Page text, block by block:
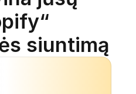
siuntimą